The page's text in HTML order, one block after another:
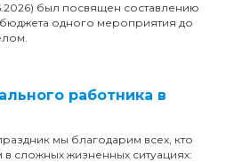
был посвящен составлению
одного мероприятия до
работника в
мы благодарим всех, кто
сложных жизненных ситуациях: